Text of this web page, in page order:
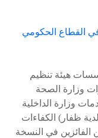
هيئة تنظيم
وزارة الصحة
وزارة الداخلية
ظفار) الكفاءات
الفائزين في النسخة